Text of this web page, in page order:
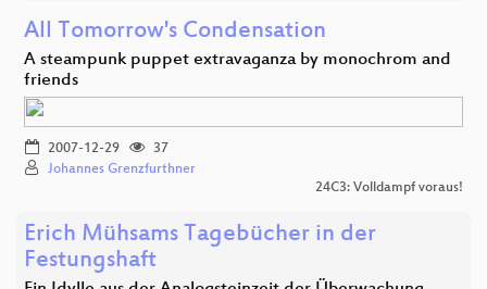
All Tomorrow's Condensation
A steampunk puppet extravaganza by monochrom and
friends
2007-12-29
37
Johannes Grenzfurthner
24C3: Volldampf voraus!
Erich Mühsams Tagebücher in der
Festungshaft